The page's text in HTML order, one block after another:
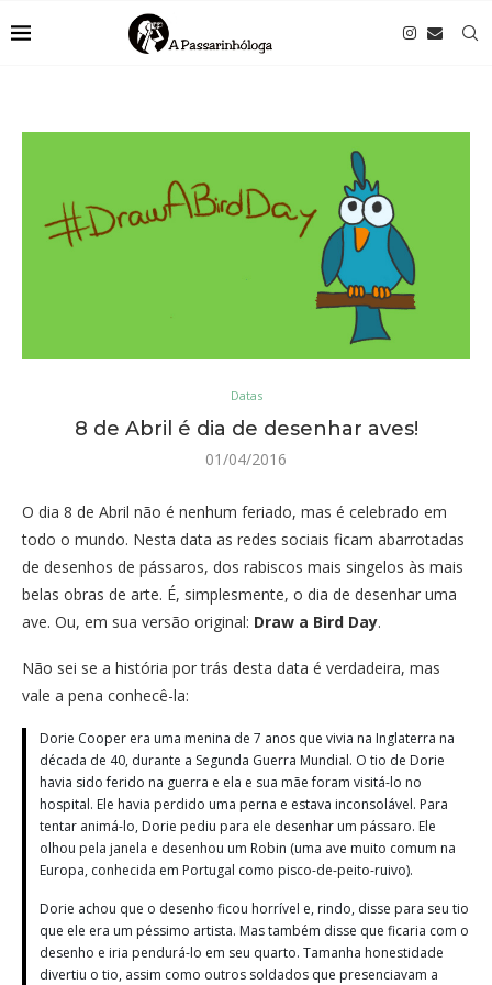
Datas
8 de Abril é dia de desenhar aves!
01/04/2016
O dia 8 de Abril não é nenhum feriado, mas é celebrado em
todo o mundo. Nesta data as redes sociais ficam abarrotadas
de desenhos de pássaros, dos rabiscos mais singelos às mais
belas obras de arte. É, simplesmente, o dia de desenhar uma
ave. Ou, em sua versão original: Draw a Bird Day.
Não sei se a história por trás desta data é verdadeira, mas
vale a pena conhecê-la:
Dorie Cooper era uma menina de 7 anos que vivia na Inglaterra na
década de 40, durante a Segunda Guerra Mundial. O tio de Dorie
havia sido ferido na guerra e ela e sua mãe foram visitá-lo no
hospital. Ele havia perdido uma perna e estava inconsolável. Para
tentar animá-lo, Dorie pediu para ele desenhar um pássaro. Ele
olhou pela janela e desenhou um Robin (uma ave muito comum na
Europa, conhecida em Portugal como pisco-de-peito-ruivo).
Dorie achou que o desenho ficou horrível e, rindo, disse para seu tio
que ele era um péssimo artista. Mas também disse que ficaria com o
desenho e iria pendurá-lo em seu quarto. Tamanha honestidade
divertiu o tio, assim como outros soldados que presenciavam a